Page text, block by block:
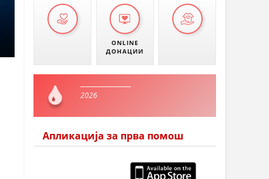
ONLINE
ДОНАЦИИ
2026
Апликација за прва помош